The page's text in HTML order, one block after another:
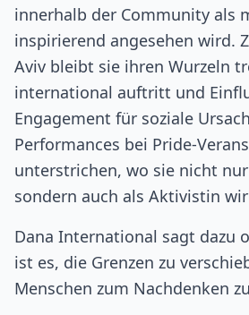
innerhalb der Community als
inspirierend angesehen wird.
Aviv bleibt sie ihren Wurzeln
international auftritt und
Engagement für soziale
Performances bei Pride-
unterstrichen, wo sie nicht
sondern auch als Aktivistin
Dana International sagt dazu
ist es, die Grenzen zu
Menschen zum Nachdenken